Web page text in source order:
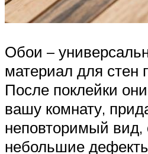
Обои –
материал для стен
После поклейки
вашу комнату,
неповторимый вид,
небольшие